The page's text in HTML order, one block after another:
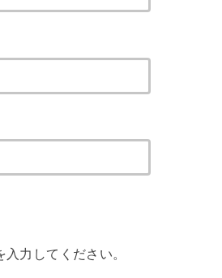
入力してください。